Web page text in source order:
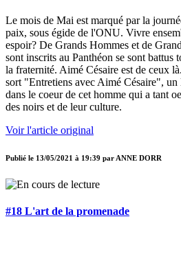
Le mois de Mai est marqué par la
paix, sous égide de l'ONU. Vivre
espoir? De Grands Hommes et de
sont inscrits au Panthéon se sont
la fraternité. Aimé Césaire est de ceux
sort "Entretiens avec Aimé Césaire",
dans le coeur de cet homme qui a tant
des noirs et de leur culture.
Voir l'article original
Publié le 13/05/2021 à 19:39 par ANNE DORR
#18 L'art de la promenade